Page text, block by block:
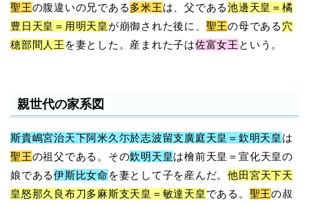
聖王の腹違いの兄である多米王は、父である池邊天皇＝橘
豊日天皇＝用明天皇 が崩御された後に、 聖王の母である 穴
穂部間人王 を妻とした。産まれた子は佐富女王 という。
親世代の家系図
斯貴嶋宮治天下阿米久尓於志波留支廣庭天皇＝欽明天皇 は
聖王の祖父である。その欽明天皇は檜前天皇＝宣化天皇の
娘である伊斯比女命 を妻として子を産んだ。他田宮天下天
皇怒那久良布刀多麻斯支天皇＝敏達天皇 である。 聖王の叔